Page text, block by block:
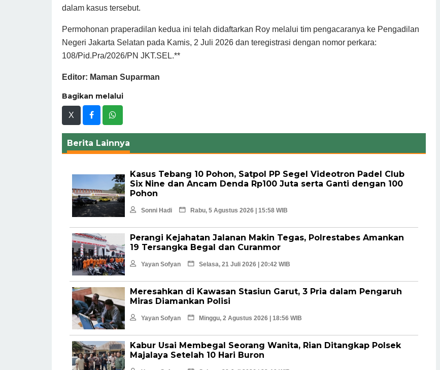
dalam kasus tersebut.
Permohonan praperadilan kedua ini telah didaftarkan Roy melalui tim pengacaranya ke Pengadilan
Negeri Jakarta Selatan pada Kamis, 2 Juli 2026 dan teregistrasi dengan nomor perkara:
108/Pid.Pra/2026/PN JKT.SEL.**
Editor: Maman Suparman
Bagikan melalui
X
Berita Lainnya
Kasus Tebang 10 Pohon, Satpol PP Segel Videotron Padel Club
Six Nine dan Ancam Denda Rp100 Juta serta Ganti dengan 100
Pohon
Sonni Hadi Rabu, 5 Agustus 2026 | 15:58 WIB
Perangi Kejahatan Jalanan Makin Tegas, Polrestabes Amankan
19 Tersangka Begal dan Curanmor
Yayan Sofyan Selasa, 21 Juli 2026 | 20:42 WIB
Meresahkan di Kawasan Stasiun Garut, 3 Pria dalam Pengaruh
Miras Diamankan Polisi
Yayan Sofyan Minggu, 2 Agustus 2026 | 18:56 WIB
Kabur Usai Membegal Seorang Wanita, Rian Ditangkap Polsek
Majalaya Setelah 10 Hari Buron